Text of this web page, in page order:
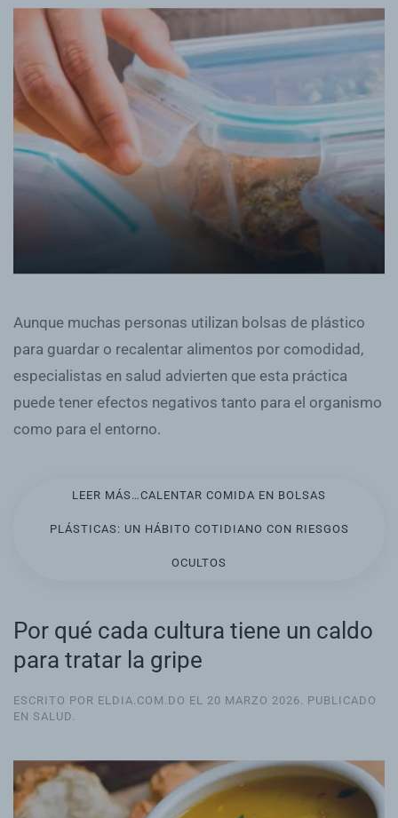
Aunque muchas personas utilizan bolsas de plástico
para guardar o recalentar alimentos por comodidad,
especialistas en salud advierten que esta práctica
puede tener efectos negativos tanto para el organismo
como para el entorno.
LEER MÁS…CALENTAR COMIDA EN BOLSAS
PLÁSTICAS: UN HÁBITO COTIDIANO CON RIESGOS
OCULTOS
Por qué cada cultura tiene un caldo
para tratar la gripe
ESCRITO POR ELDIA.COM.DO EL 20 MARZO 2026 . PUBLICADO
EN SALUD